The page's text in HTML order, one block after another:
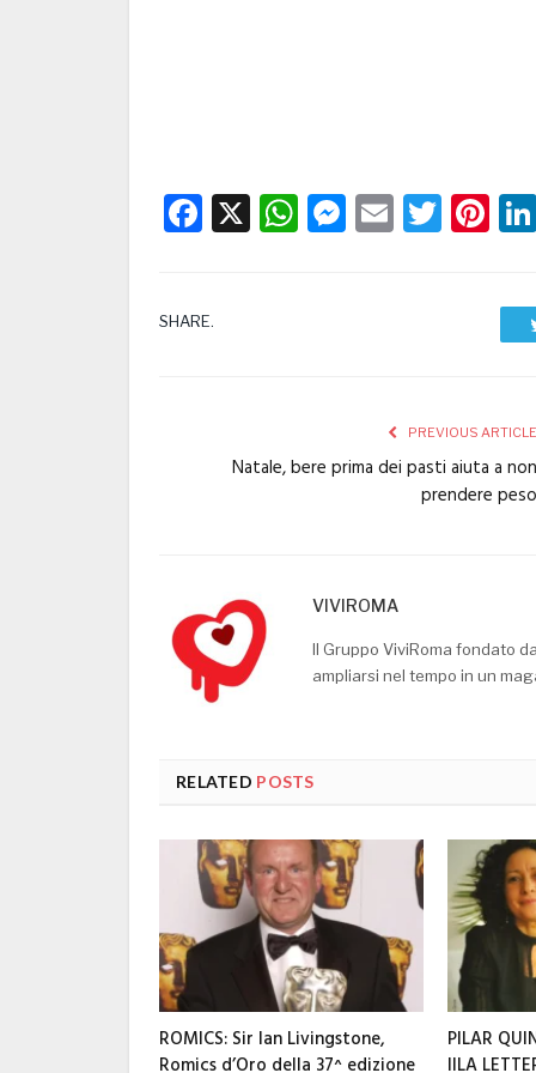
Facebook
X WhatsApp
Messenger
Email
SHARE.
PREVIOUS ARTICLE
Natale, bere prima dei pasti aiuta a non
prendere peso
VIVIROMA
Il Gruppo ViviRoma fondato
ampliarsi nel tempo in un
RELATED POSTS
ROMICS: Sir Ian Livingstone,
Romics d’Oro della 37^ edizione
PILAR
IILA